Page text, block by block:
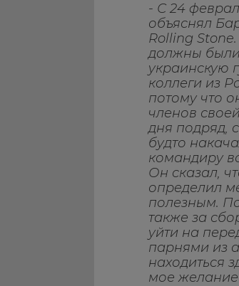
- С 24
объяснял
Rolling
должны были
украинскую
коллеги из
потому что
членов
дня подряд,
будто
командиру
Он сказал,
определил
полезным.
также за
уйти на
парнями из
находиться
мое